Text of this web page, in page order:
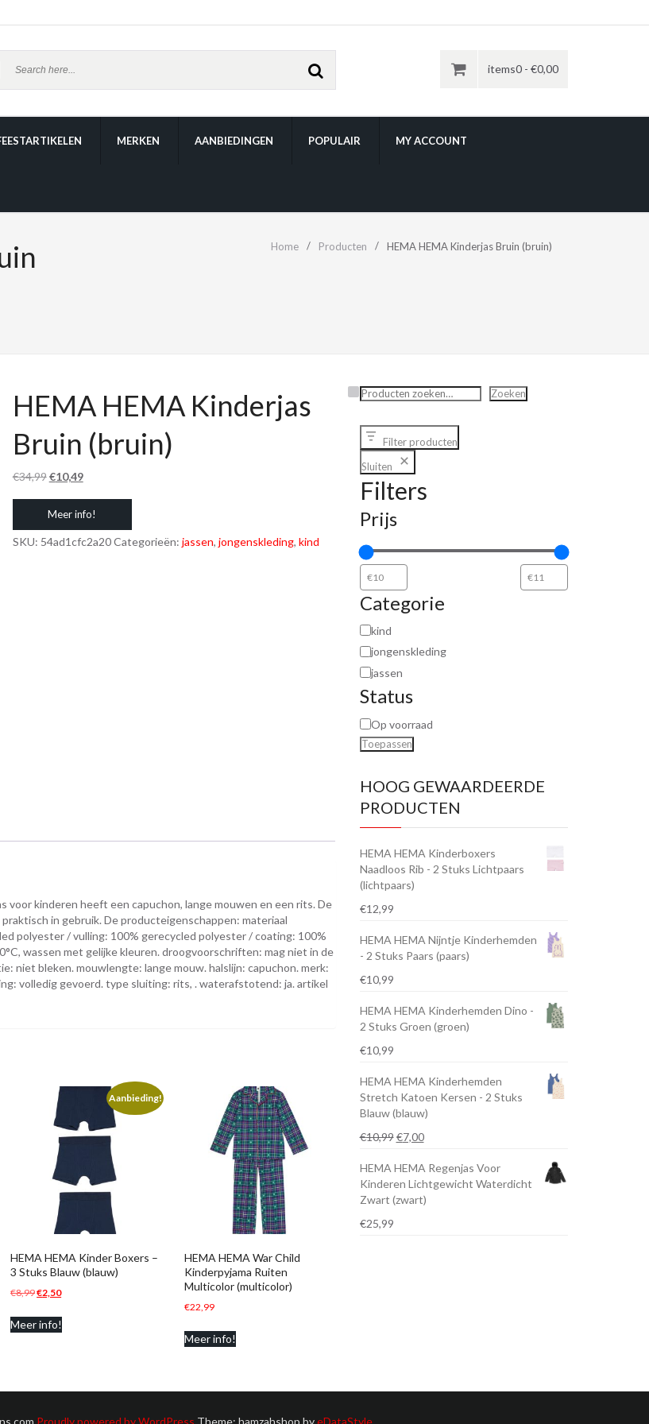
items0 - €0,00
MERKEN AANBIEDINGEN POPULAIR MY ACCOUNT
Home Producten HEMA HEMA Kinderjas Bruin (bruin)
HEMA HEMA Kinderjas
Bruin (bruin)
€34,99Oorspronkelijke
prijs
was:
€34,99.
€10,49Huidige
prijs
is:
€10,49.
Meer info!
SKU: 54ad1cfc2a20Categorieën: jassen, jongenskleding, kind
voor kinderen heeft een capuchon, lange mouwen en een rits. De
in gebruik. De producteigenschappen: materiaal
polyester / vulling: 100% gerecycled polyester / coating: 100%
wassen met gelijke kleuren. droogvoorschriften: mag niet in de
bleken. mouwlengte: lange mouw. halslijn: capuchon. merk:
volledig gevoerd. type sluiting: rits, . waterafstotend: ja. artikel
Aanbieding!
HEMA HEMA Kinder Boxers –
3 Stuks Blauw (blauw)
€8,99Oorspronkelijke
was:
€2,50Huidige
Meer info!
HEMA HEMA War Child
Kinderpyjama Ruiten
Multicolor (multicolor)
€22,99
Meer info!
Zoeken Zoeken
Filter producten
Sluiten
Filters
Prijs
Categorie
kind
jongenskleding
jassen
Status
Op voorraad
Toepassen
HOOG GEWAARDEERDE
PRODUCTEN
HEMA HEMA Kinderboxers
Naadloos Rib - 2 Stuks Lichtpaars
(lichtpaars)
€12,99
HEMA HEMA Nijntje Kinderhemden
- 2 Stuks Paars (paars)
€10,99
HEMA HEMA Kinderhemden Dino -
2 Stuks Groen (groen)
€10,99
HEMA HEMA Kinderhemden
Stretch Katoen Kersen - 2 Stuks
Blauw (blauw)
€10,99 Oorspronkelijke
was:
€10,99.
€7,00Huidige
is:
€7,00.
HEMA HEMA Regenjas Voor
Kinderen Lichtgewicht Waterdicht
Zwart (zwart)
€25,99